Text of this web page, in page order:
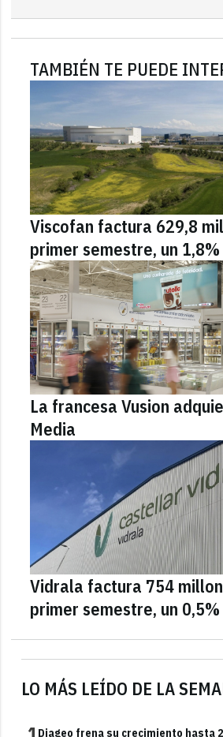
LO MÁS LEÍDO DE LA
Diageo frena su crecimiento hasta
TAMBIÉN TE PUEDE
Viscofan factura 629,8
primer semestre, un 1,8%
La francesa Vusion
Media
Vidrala factura 754
primer semestre, un 0,5%